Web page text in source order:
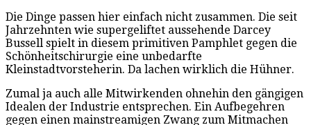
Die Dinge passen hier einfach nicht zusammen. Die seit
Jahrzehnten wie supergeliftet aussehende Darcey
Bussell spielt in diesem primitiven Pamphlet gegen die
Schönheitschirurgie eine unbedarfte
Kleinstadtvorsteherin. Da lachen wirklich die Hühner.
Zumal ja auch alle Mitwirkenden ohnehin den gängigen
Idealen der Industrie entsprechen. Ein Aufbegehren
gegen einen mainstreamigen Zwang zum Mitmachen